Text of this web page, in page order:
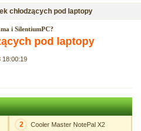
chłodzących pod laptopy
i SilentiumPC?
pod laptopy
18:00:19
2 Cooler Master NotePal X2